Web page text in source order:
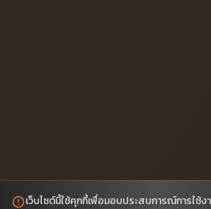
เว็บไซต์นี้ใช้คุกกี้เพื่อมอบประสบการณ์การใช้ง